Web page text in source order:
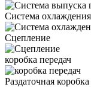
Система охлаждения
Сцепление
коробка передач
Раздаточная коробка